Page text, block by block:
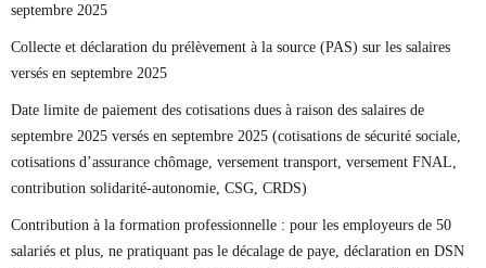
septembre 2025
Collecte et déclaration du prélèvement à la source (PAS) sur les salaires
versés en septembre 2025
Date limite de paiement des cotisations dues à raison des salaires de
septembre 2025 versés en septembre 2025 (cotisations de sécurité sociale,
cotisations d’assurance chômage, versement transport, versement FNAL,
contribution solidarité-autonomie, CSG, CRDS)
Contribution à la formation professionnelle : pour les employeurs de 50
salariés et plus, ne pratiquant pas le décalage de paye, déclaration en DSN